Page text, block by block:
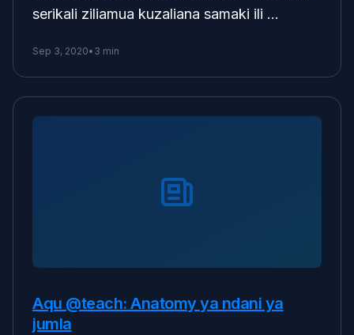
serikali ziliamua kuzaliana samaki ili …
Sep 3, 2020• 3 min
Aqu @teach: Anatomy ya ndani ya
jumla